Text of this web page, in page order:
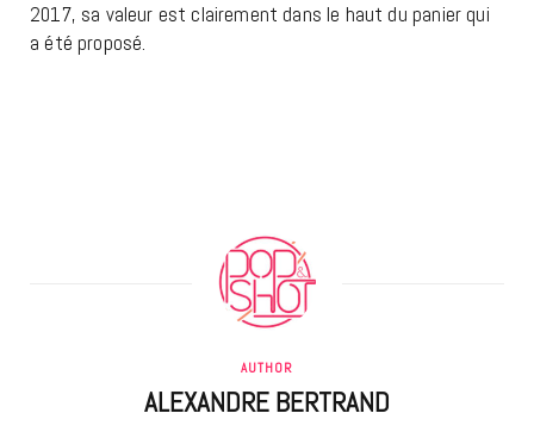
2017, sa valeur est clairement dans le haut du panier qui
a été proposé.
AUTHOR
ALEXANDRE BERTRAND